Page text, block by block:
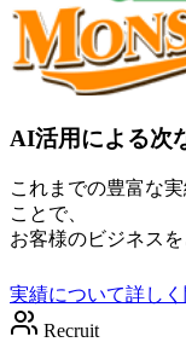
AI活用による次
これまでの豊富な
ことで、
お客様のビジネス
実績について詳しく
Recruit